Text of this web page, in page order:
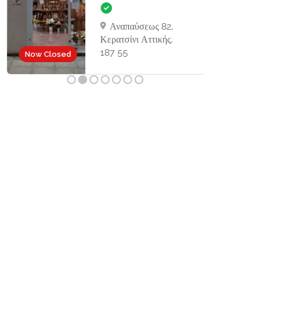
Now Closed
Αναπαύσεως 82,
Κερατσίνι Αττικής,
187 55